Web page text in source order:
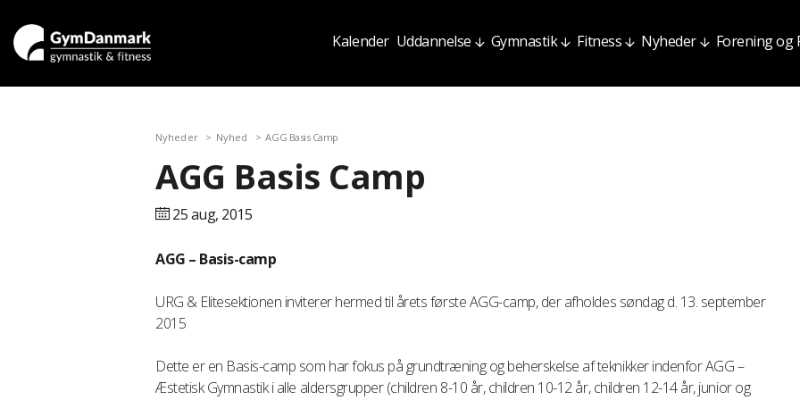
Kalender Uddannelse Gymnastik Fitness Nyheder Forening og
Nyheder Nyhed AGG Basis Camp
AGG Basis Camp
25 aug, 2015
AGG – Basis-camp
URG & Elitesektionen inviterer hermed til årets første AGG-camp, der afholdes søndag d. 13. september
2015
Dette er en Basis-camp som har fokus på grundtræning og beherskelse af teknikker indenfor AGG –
Æstetisk Gymnastik i alle aldersgrupper (children 8-10 år, children 10-12 år, children 12-14 år, junior og